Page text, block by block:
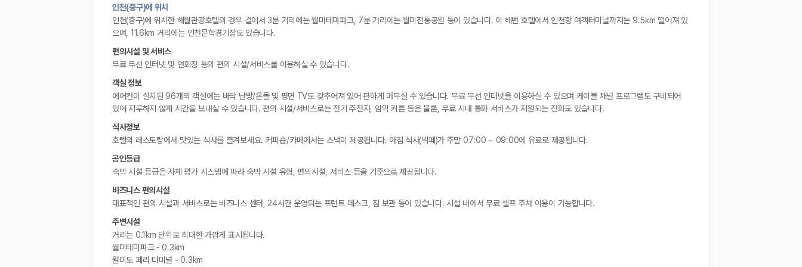
인천(중구)에 위치
인천(중구)에 위치한 해월관광호텔의 경우 걸어서 3분 거리에는 월미테마파크, 7분 거리에는 월미전통공원 등이 있습니다. 이 해변 호텔에서 인천항 여객터미널까지는 9.5km 떨어져 있
으며, 11.6km 거리에는 인천문학경기장도 있습니다.
편의시설 및 서비스
무료 무선 인터넷 및 연회장 등의 편의 시설/서비스를 이용하실 수 있습니다.
객실 정보
에어컨이 설치된 96개의 객실에는 바닥 난방/온돌 및 평면 TV도 갖추어져 있어 편하게 머무실 수 있습니다. 무료 무선 인터넷을 이용하실 수 있으며 케이블 채널 프로그램도 구비되어
있어 지루하지 않게 시간을 보내실 수 있습니다. 편의 시설/서비스로는 전기 주전자, 암막 커튼 등은 물론, 무료 시내 통화 서비스가 지원되는 전화도 있습니다.
식사정보
호텔의 레스토랑에서 맛있는 식사를 즐겨보세요. 커피숍/카페에서는 스낵이 제공됩니다. 아침 식사(뷔페)가 주말 07:00 ~ 09:00에 유료로 제공됩니다.
공인등급
숙박 시설 등급은 자체 평가 시스템에 따라 숙박 시설 유형, 편의시설, 서비스 등을 기준으로 제공됩니다.
비즈니스 편의시설
대표적인 편의 시설과 서비스로는 비즈니스 센터, 24시간 운영되는 프런트 데스크, 짐 보관 등이 있습니다. 시설 내에서 무료 셀프 주차 이용이 가능합니다.
주변시설
거리는 0.1km 단위로 최대한 가깝게 표시됩니다.
월미테마파크 - 0.3km
월미도 페리 터미널 - 0.3km